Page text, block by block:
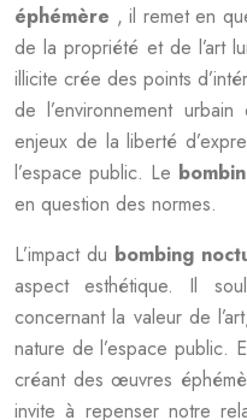
éphémère , il remet en
de la propriété et de l’art
illicite crée des points
de l’environnement
enjeux de la liberté
l’espace public. Le
en question des normes.
L’impact du bombing
aspect esthétique. Il
concernant la valeur de
nature de l’espace public.
créant des œuvres
invite à repenser notre